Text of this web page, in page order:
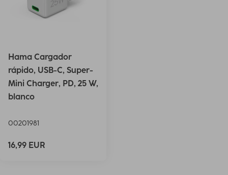
Hama Cargador
rápido, USB-C, Super-
Mini Charger, PD, 25 W,
blanco
00201981
16,99 EUR